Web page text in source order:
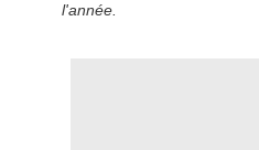
l'année.